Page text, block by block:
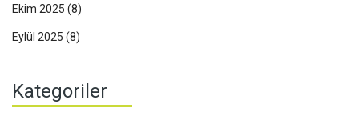
Ekim 2025 (8)
Eylül 2025 (8)
Kategoriler